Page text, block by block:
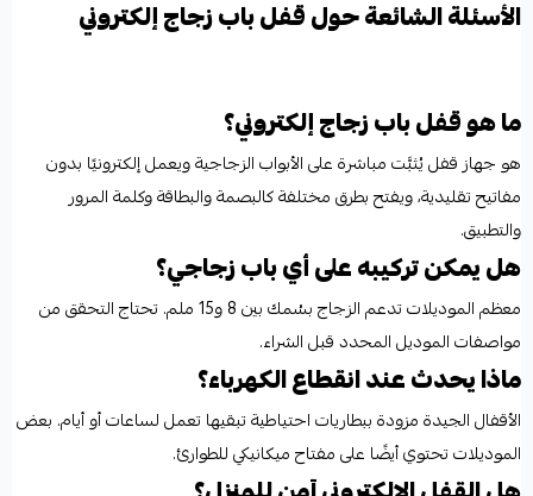
الأسئلة الشائعة حول قفل باب زجاج إلكتروني
ما هو قفل باب زجاج إلكتروني؟
هو جهاز قفل يُثبَّت مباشرة على الأبواب الزجاجية ويعمل إلكترونيًا بدون
مفاتيح تقليدية، ويفتح بطرق مختلفة كالبصمة والبطاقة وكلمة المرور
والتطبيق.
هل يمكن تركيبه على أي باب زجاجي؟
معظم الموديلات تدعم الزجاج بسُمك بين 8 و15 ملم. تحتاج التحقق من
مواصفات الموديل المحدد قبل الشراء.
ماذا يحدث عند انقطاع الكهرباء؟
الأقفال الجيدة مزودة ببطاريات احتياطية تبقيها تعمل لساعات أو أيام. بعض
الموديلات تحتوي أيضًا على مفتاح ميكانيكي للطوارئ.